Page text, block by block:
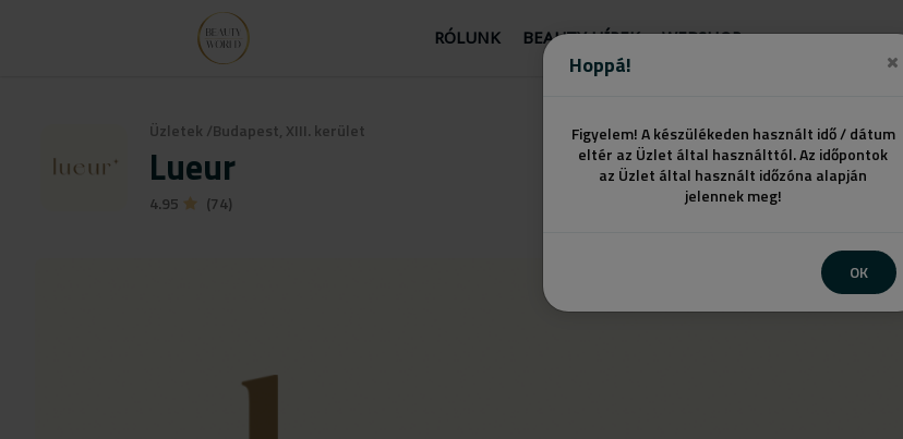
Hoppá!
Figyelem! A készülékeden használt idő / dátum
eltér az Üzlet által használttól. Az időpontok
az Üzlet által használt időzóna alapján
jelennek meg!
OK
RÓLUNK BEAUTY HÍREK WEBSHOP
Üzletek /Budapest, XIII. kerület
Lueur
4.95 (74)